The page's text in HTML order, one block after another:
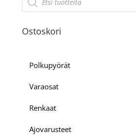
search
Ostoskori
Polkupyörät
Varaosat
Renkaat
Ajovarusteet